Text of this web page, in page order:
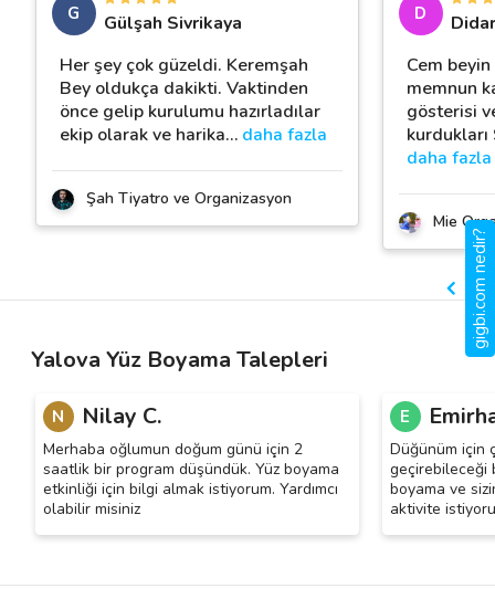
G
Gülşah Sivrikaya
Her şey çok güzeldi. Keremşah
Bey oldukça dakikti. Vaktinden
önce gelip kurulumu hazırladılar
ekip olarak ve harika… daha fazla
Şah Tiyatro ve Organizasyon
D
Cem
memnun
gösterisi
daha fazla
Mie
Yalova Yüz Boyama Talepleri
N Nilay C.
Merhaba oğlumun doğum günü için 2
saatlik bir program düşündük. Yüz boyama
etkinliği için bilgi almak istiyorum. Yardımcı
olabilir misiniz
E
Düğünüm için
geçirebileceği
boyama ve
aktivite
gigbi.com nedir?